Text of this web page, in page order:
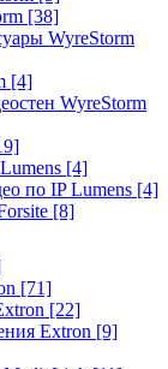
[38]
WyreStorm
[4]
WyreStorm
[4]
по IP Lumens [4]
[8]
[71]
[22]
Extron [9]